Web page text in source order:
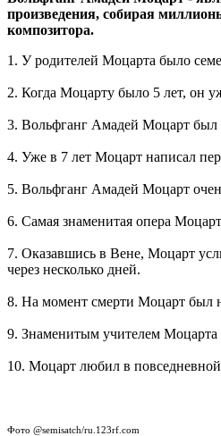
произведения, собирая
композитора.
1. У родителей Моцарта было
2. Когда Моцарту было 5 лет, он
3. Вольфганг Амадей Моцарт был
4. Уже в 7 лет Моцарт написал
5. Вольфганг Амадей Моцарт
6. Самая знаменитая опера
7. Оказавшись в Вене, Моцарт
через несколько дней.
8. На момент смерти Моцарт был
9. Знаменитым учителем
10. Моцарт любил в
Фото @semisatch/ru.123rf.com